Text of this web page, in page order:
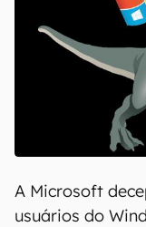
A Microsoft
usuários do